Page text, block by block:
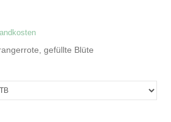
gefüllte Blüte